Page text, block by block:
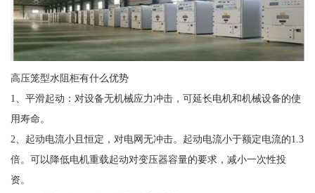
高压笼型水阻柜有什么优势
1、平滑起动：对设备无机械应力冲击，可延长电机和机械设备的使
用寿命。
2、起动电流小且恒定，对电网无冲击。起动电流小于额定电流的1.3
倍。可以降低电机重载起动对变压器容量的要求，减小一次性投
资。